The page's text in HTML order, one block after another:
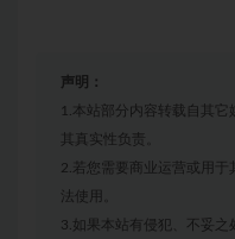
声明：
1.本站部分内容转载自其
其真实性负责。
2.若您需要商业运营或用于
法使用。
3.如果本站有侵犯、不妥之